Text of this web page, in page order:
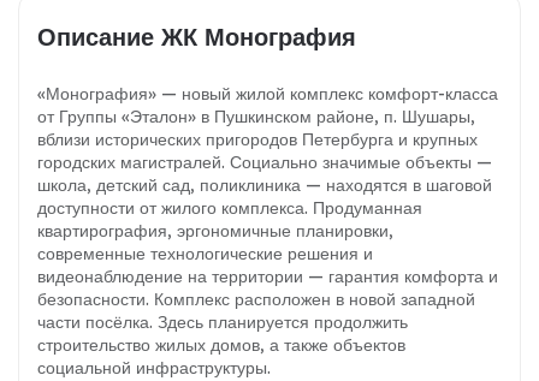
Описание ЖК Монография
«Монография» — новый жилой комплекс комфорт-класса
от Группы «Эталон» в Пушкинском районе, п. Шушары,
вблизи исторических пригородов Петербурга и крупных
городских магистралей. Социально значимые объекты —
школа, детский сад, поликлиника — находятся в шаговой
доступности от жилого комплекса. Продуманная
квартирография, эргономичные планировки,
современные технологические решения и
видеонаблюдение на территории — гарантия комфорта и
безопасности. Комплекс расположен в новой западной
части посёлка. Здесь планируется продолжить
строительство жилых домов, а также объектов
социальной инфраструктуры.